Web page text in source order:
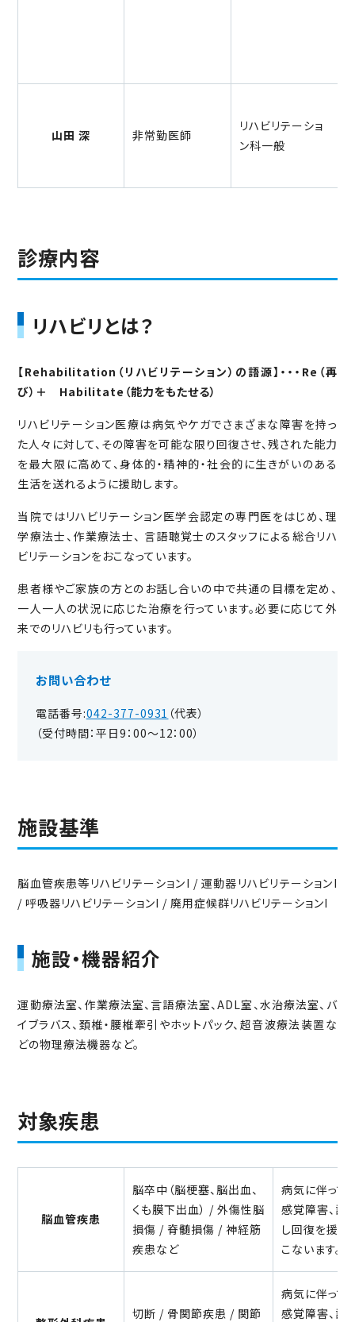
山田 深 非常勤医師
リハビリテーショ
ン科一般
診療内容
リハビリとは？
【Rehabilitation（リハビリテーション）の語源】・・・Re（再
び）＋ Habilitate（能力をもたせる）
リハビリテーション医療は病気やケガでさまざまな障害を持っ
た人々に対して、その障害を可能な限り回復させ、残された能力
を最大限に高めて、身体的・精神的・社会的に生きがいのある
生活を送れるように援助します。
当院ではリハビリテーション医学会認定の専門医をはじめ、理
学療法士、作業療法士、 言語聴覚士のスタッフによる総合リハ
ビリテーションをおこなっています。
患者様やご家族の方とのお話し合いの中で共通の目標を定め、
一人一人の状況に応じた治療を行っています。必要に応じて外
来でのリハビリも行っています。
お問い合わせ
電話番号:042-377-0931 （代表）
（受付時間：平日9：00～12：00）
施設基準
脳血管疾患等リハビリテーションI / 運動器リハビリテーションI
/ 呼吸器リハビリテーションI / 廃用症候群リハビリテーションI
施設・機器紹介
運動療法室、作業療法室、言語療法室、ADL室、水治療法室、バ
イブラバス、頚椎・腰椎牽引やホットパック、超音波療法装置な
どの物理療法機器など。
対象疾患
脳血管疾患
脳卒中（脳梗塞、脳出血、
くも膜下出血） / 外傷性脳
損傷 / 脊髄損傷 / 神経筋
疾患など
病気に伴って
感覚障害、認
し回復を援助
こないます。
切断 / 骨関節疾患 / 関節
病気に伴って
感覚障害、認
キーワードを入力後、